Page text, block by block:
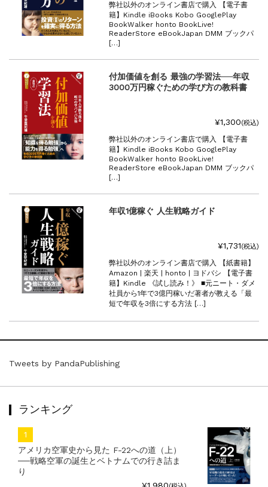
重版情報
2020.12.18
『「砲兵」から見た世界大戦』（古峰文三）...
重版情報
2020.12.18
『F-2超入門』（関 賢太郎）三刷...
弊社以外のオンライン書店で購入 【電子書
籍】Kindle iBooks Kobo GooglePlay
BookWalker honto BookLive!
ReaderStore eBookJapan DMM ブックパ
[…]
付加価値を創る 最強の学習法──年収
3000万円稼ぐための学び方の教科書
¥1,300(税込)
弊社以外のオンライン書店で購入 【電子書
籍】Kindle iBooks Kobo GooglePlay
BookWalker honto BookLive!
ReaderStore eBookJapan DMM ブックパ
[…]
年収1億稼ぐ 人生戦略ガイド
¥1,731(税込)
弊社以外のオンライン書店で購入 【紙書籍】
Amazon | 楽天 | honto | ヨドバシ 【電子書
籍】Kindle 《試し読み！》 ■元ニート・ダメ
社員から1年で3億円稼いだ著者が教える「最
短で年収を3倍にする方法 […]
Tweets by PandaPublishing
ランキング
アメリカ空軍史から見た F-22への道（上）
──戦略空軍の誕生とベトナムでの行き詰ま
り
¥1,980